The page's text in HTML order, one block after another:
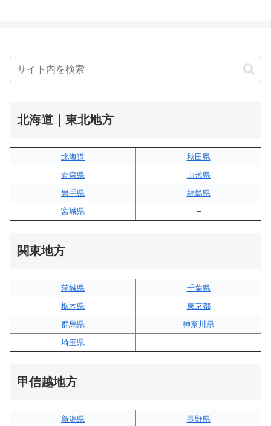
北海道｜東北地方
北海道
秋田県
青森県
山形県
岩手県
福島県
宮城県
–
関東地方
茨城県
千葉県
栃木県
東京都
群馬県
神奈川県
埼玉県
–
甲信越地方
新潟県
長野県